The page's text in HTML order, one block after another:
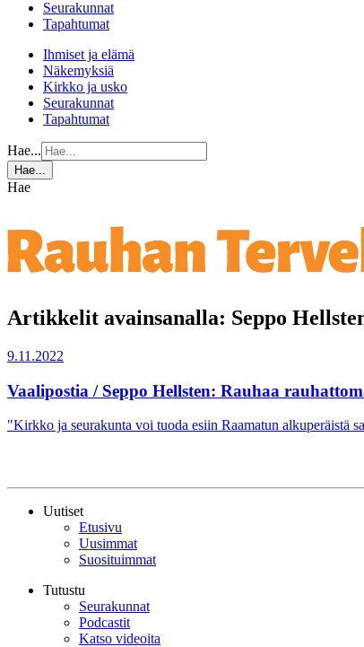
Seurakunnat
Tapahtumat
Ihmiset ja elämä
Näkemyksiä
Kirkko ja usko
Seurakunnat
Tapahtumat
Hae...
Hae...
Hae
Artikkelit avainsanalla: Seppo
9.11.2022
Vaalipostia / Seppo Hellsten: Rauhaa
"Kirkko ja seurakunta voi tuoda esiin Raamatun alkuperäistä
Uutiset
Etusivu
Uusimmat
Suosituimmat
Tutustu
Seurakunnat
Podcastit
Katso videoita